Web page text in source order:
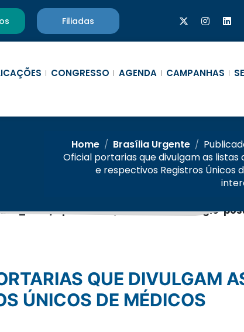
Filiadas
CONGRESSO AGENDA CAMPANHAS
Home / Brasília Urgente /
Oficial portarias que divulgam as listas
e respectivos Registros Únicos
wp-content/themes/amb/single-
ÚNICOS DE MÉDICOS